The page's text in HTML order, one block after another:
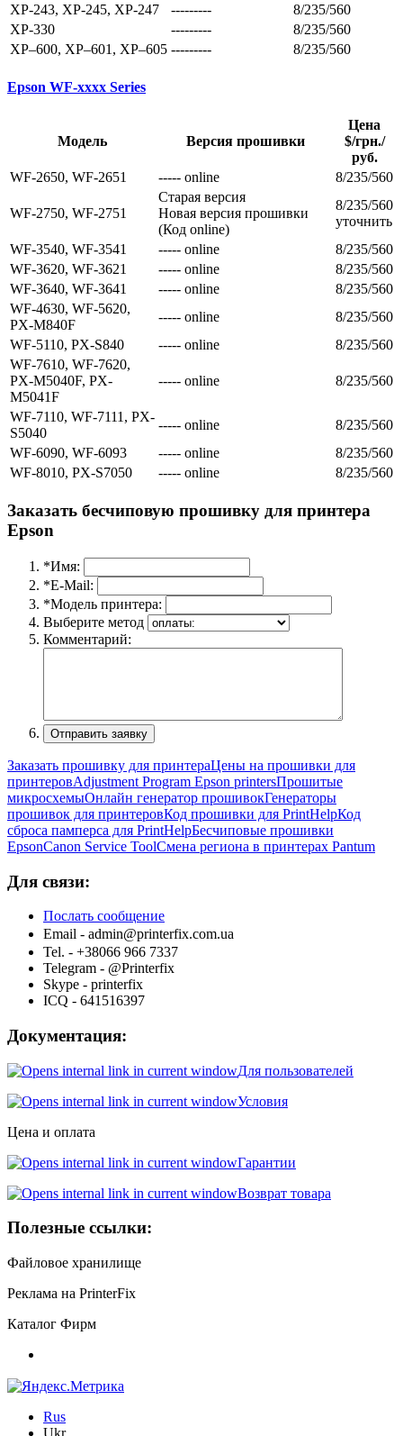
XP-243, XP-245, XP-247
---------
8/235/560
XP-330
---------
8/235/560
XP–600, XP–601, XP–605 --------- 8/235/560
Epson WF-xxxx Series
Модель Версия прошивки
Цена
$/грн./
руб.
WF-2650, WF-2651
----- online 8/235/560
WF-2750, WF-2751
Старая версия
Новая версия прошивки
(Код online)
8/235/560
уточнить
WF-3540, WF-3541
----- online
8/235/560
WF-3620, WF-3621
----- online
8/235/560
WF-3640, WF-3641
----- online
8/235/560
WF-4630, WF-5620,
PX-M840F
----- online
8/235/560
WF-5110, PX-S840
----- online
8/235/560
WF-7610, WF-7620,
PX-M5040F, PX-
M5041F
----- online 8/235/560
WF-7110, WF-7111, PX-
S5040
----- online
8/235/560
WF-6090, WF-6093
----- online
8/235/560
WF-8010, PX-S7050
----- online 8/235/560
Заказать бесчиповую прошивку для принтера
Epson
*Имя:
*E-Mail:
*Модель принтера:
Выберите метод
Комментарий:
Заказать прошивку для принтераЦены на прошивки для
принтеровAdjustment Program Epson printersПрошитые
микросхемыОнлайн генератор прошивокГенераторы
прошивок для принтеровКод прошивки для PrintHelpКод
сброса памперса для PrintHelpБеcчиповые прошивки
EpsonCanon Service ToolСмена региона в принтерах Pantum
Для связи:
Послать сообщение
Email - admin@printerfix.com.ua
Tel. - +38066 966 7337
Telegram - @Printerfix
Skype - printerfix
ICQ - 641516397
Документация:
Для пользователей
Условия
Цена и оплата
Гарантии
Возврат товара
Полезные ссылки:
Файловое хранилище
Реклама на PrinterFix
Каталог Фирм
Rus